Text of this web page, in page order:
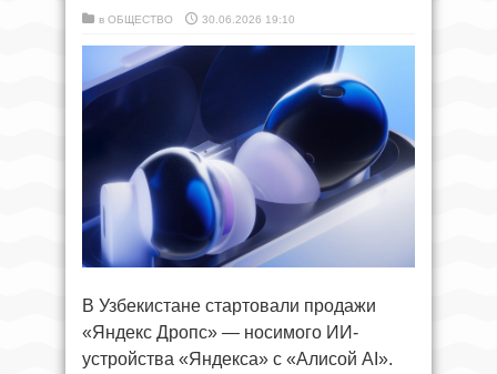
в ОБЩЕСТВО 30.06.2026 19:10
В Узбекистане стартовали продажи
«Яндекс Дропс» — носимого ИИ-
устройства «Яндекса» с «Алисой AI».